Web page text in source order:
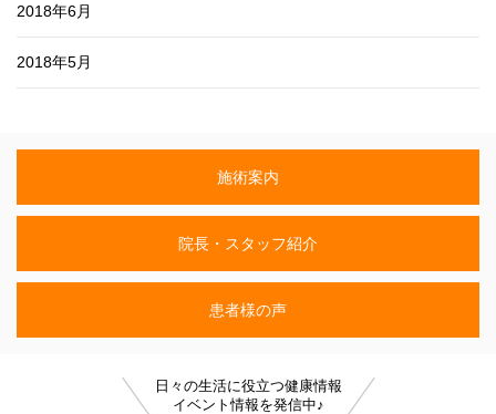
2018年6月
2018年5月
施術案内
院長・スタッフ紹介
患者様の声
日々の生活に役立つ健康情報
イベント情報を発信中♪